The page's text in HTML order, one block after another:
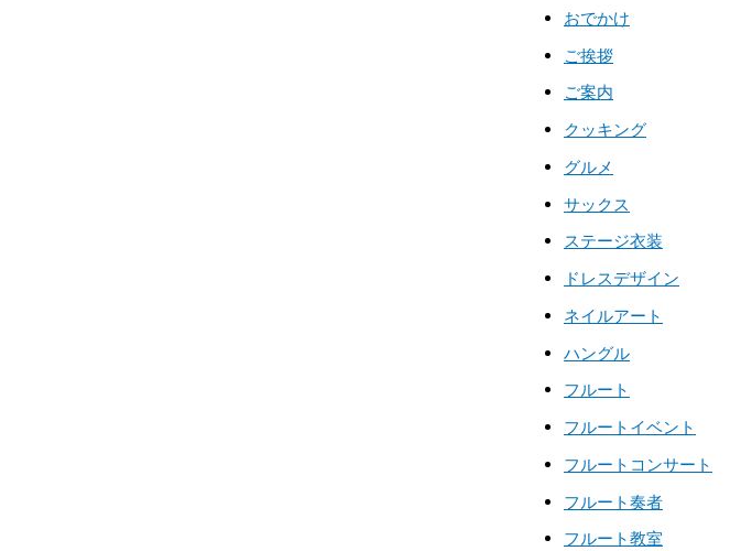
おでかけ
ご挨拶
ご案内
クッキング
グルメ
サックス
ステージ衣装
ドレスデザイン
ネイルアート
ハングル
フルート
フルートイベント
フルートコンサート
フルート奏者
フルート教室